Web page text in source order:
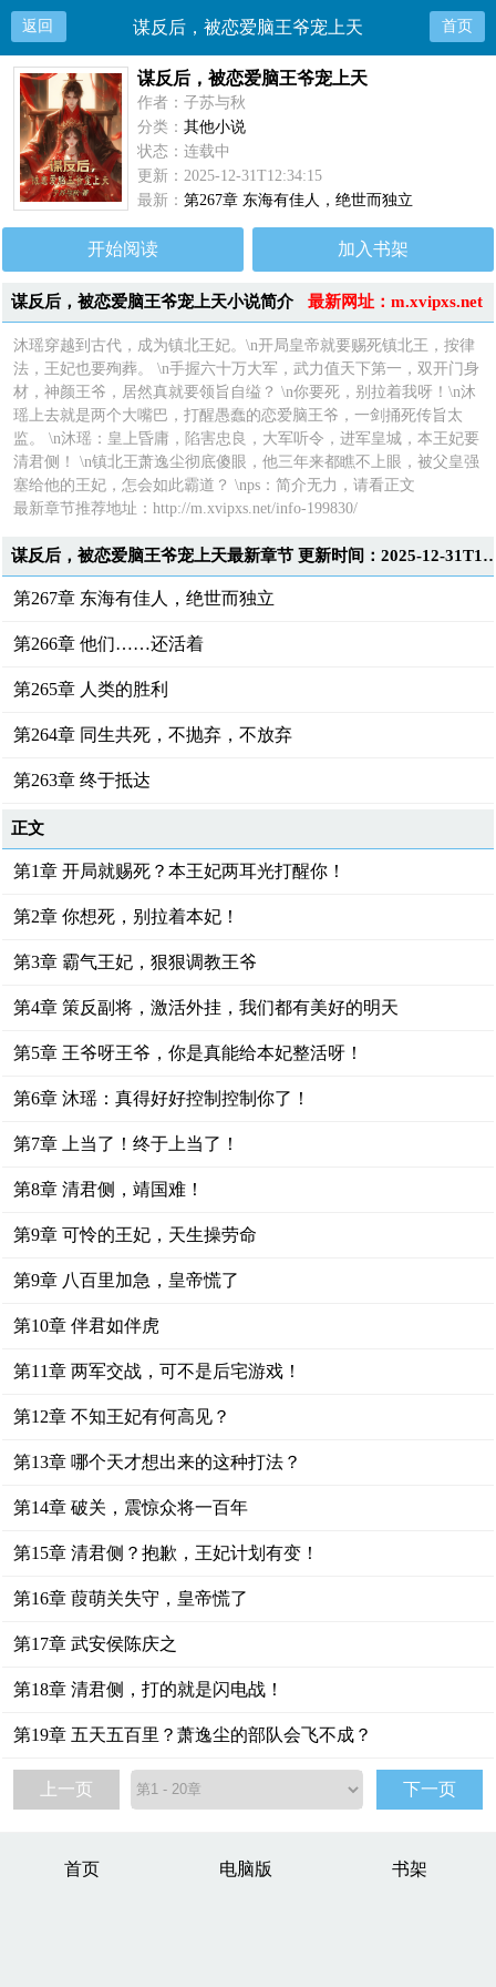
返回 谋反后，被恋爱脑王爷宠上天 首页
谋反后，被恋爱脑王爷宠上天
作者：子苏与秋
分类：其他小说
状态：连载中
更新：2025-12-31T12:34:15
最新：第267章 东海有佳人，绝世而独立
开始阅读 加入书架
最新网址：m.xvipxs.net
谋反后，被恋爱脑王爷宠上天小说简介
沐瑶穿越到古代，成为镇北王妃。\n开局皇帝就要赐死镇北王，按律
法，王妃也要殉葬。 \n手握六十万大军，武力值天下第一，双开门身
材，神颜王爷，居然真就要领旨自缢？ \n你要死，别拉着我呀！\n沐
瑶上去就是两个大嘴巴，打醒愚蠢的恋爱脑王爷，一剑捅死传旨太
监。 \n沐瑶：皇上昏庸，陷害忠良，大军听令，进军皇城，本王妃要
清君侧！ \n镇北王萧逸尘彻底傻眼，他三年来都瞧不上眼，被父皇强
塞给他的王妃，怎会如此霸道？ \nps：简介无力，请看正文
最新章节推荐地址：http://m.xvipxs.net/info-199830/
谋反后，被恋爱脑王爷宠上天最新章节 更新
第267章 东海有佳人，绝世而独立
第266章 他们……还活着
第265章 人类的胜利
第264章 同生共死，不抛弃，不放弃
第263章 终于抵达
正文
第1章 开局就赐死？本王妃两耳光打醒你！
第2章 你想死，别拉着本妃！
第3章 霸气王妃，狠狠调教王爷
第4章 策反副将，激活外挂，我们都有美好的明天
第5章 王爷呀王爷，你是真能给本妃整活呀！
第6章 沐瑶：真得好好控制控制你了！
第7章 上当了！终于上当了！
第8章 清君侧，靖国难！
第9章 可怜的王妃，天生操劳命
第9章 八百里加急，皇帝慌了
第10章 伴君如伴虎
第11章 两军交战，可不是后宅游戏！
第12章 不知王妃有何高见？
第13章 哪个天才想出来的这种打法？
第14章 破关，震惊众将一百年
第15章 清君侧？抱歉，王妃计划有变！
第16章 葭萌关失守，皇帝慌了
第17章 武安侯陈庆之
第18章 清君侧，打的就是闪电战！
第19章 五天五百里？萧逸尘的部队会飞不成？
上一页 下一页
首页 电脑版 书架